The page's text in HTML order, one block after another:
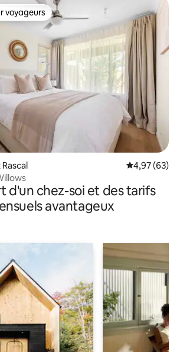
les plus appréciés
voyageurs
Évaluation
4,97 (63)
d'un chez-soi et des tarifs
avantageux